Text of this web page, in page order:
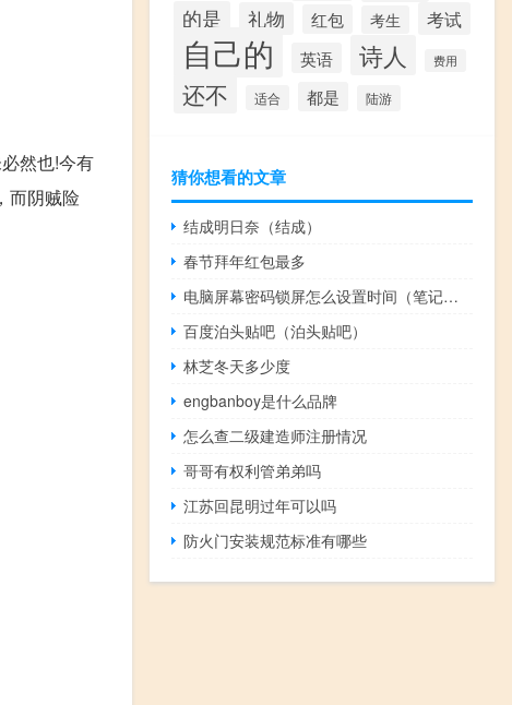
然也!今有
而阴贼险
的是 礼物 红包 考生 考试
自己的 英语 诗人 费用
还不 适合 都是 陆游
猜你想看的文章
结成明日奈（结成）
春节拜年红包最多
电脑屏幕密码锁屏怎么设置时间（笔记本电脑怎么设置屏幕密码）
百度泊头贴吧（泊头贴吧）
林芝冬天多少度
engbanboy是什么品牌
怎么查二级建造师注册情况
哥哥有权利管弟弟吗
江苏回昆明过年可以吗
防火门安装规范标准有哪些